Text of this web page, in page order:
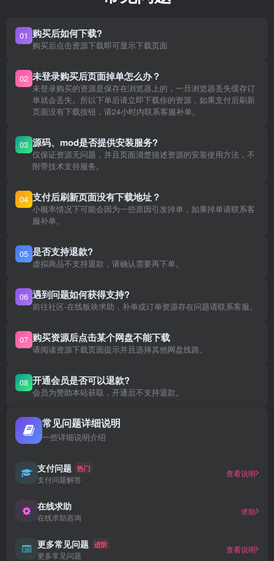
01 购买后如何下载?
购买后点击资源下载即可显示下载页面
02 未登录购买后页面掉单怎么办？
未登录购买的资源是保存在浏览器上的，一旦浏览器丢失缓存订
单就会丢失。所以下单后请立即下载你的资源，如果支付后刷新
页面没有下载按钮，请24小时内联系客服补单。
03 源码、mod是否提供安装服务?
仅保证资源无问题，并且页面清楚描述资源的安装使用方法，不
附带技术支持服务。
04 支付后刷新页面没有下载地址？
小概率情况下可能会因为一些原因引发掉单，如果掉单请联系客
服补单。
05 是否支持退款?
虚拟商品不支持退款，请确认需要再下单。
06 遇到问题如何获得支持?
前往社区-在线板块求助，补单或订单资源存在问题请联系客服。
07 购买资源后点击某个网盘不能下载
请阅读资源下载页面提示并且选择其他网盘线路。
08 开通会员是否可以退款?
会员为赞助本站获取，开通后不支持退款。
常见问题详细说明
一些详细说明介绍
支付问题 热门
支付问题解答
查看说明
在线求助
在线求助咨询
求助
更多常见问题 进阶
更多常见问题
查看说明